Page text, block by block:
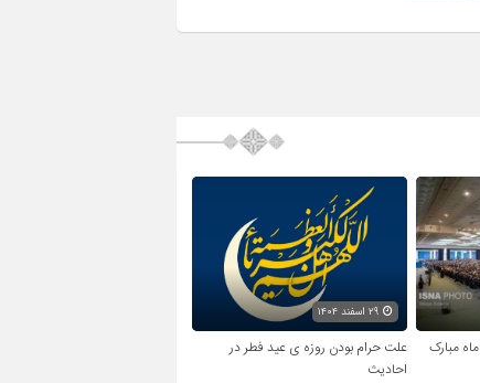
مبارک
علت حرام بودن روزه ی عید فطر در
احادیث